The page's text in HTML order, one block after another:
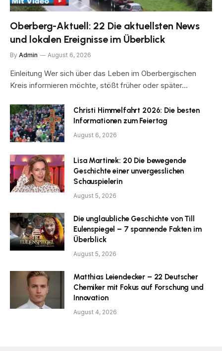
Oberberg-Aktuell: 22 Die aktuellsten News
und lokalen Ereignisse im Überblick
By Admin August 6, 2026
Einleitung Wer sich über das Leben im Oberbergischen
Kreis informieren möchte, stößt früher oder später…
Christi Himmelfahrt 2026: Die besten
Informationen zum Feiertag
August 6, 2026
Lisa Martinek: 20 Die bewegende
Geschichte einer unvergesslichen
Schauspielerin
August 5, 2026
Die unglaubliche Geschichte von Till
Eulenspiegel – 7 spannende Fakten im
Überblick
August 5, 2026
Matthias Leiendecker – 22 Deutscher
Chemiker mit Fokus auf Forschung und
Innovation
August 4, 2026